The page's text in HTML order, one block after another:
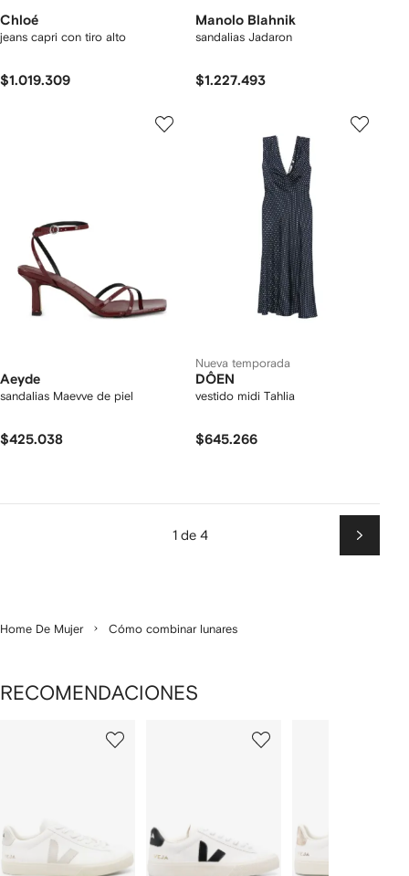
Chloé
jeans capri con tiro alto
$1.019.309
Manolo Blahnik
sandalias Jadaron
$1.227.493
Aeyde
sandalias Maevve de piel
$425.038
Nueva temporada
DÔEN
vestido midi Tahlia
$645.266
1 de 4
Home De Mujer Cómo combinar lunares
RECOMENDACIONES